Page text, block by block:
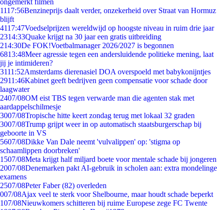
ongemerkt filmen
1117:56Benzineprijs daalt verder, onzekerheid over Straat van Hormuz
blijft
4117:47Voedselprijzen wereldwijd op hoogste niveau in ruim drie jaar
2314:33Quake krijgt na 30 jaar een gratis uitbreiding
214:30De FOK!Voetbalmanager 2026/2027 is begonnen
6813:48Meer agressie tegen een andersluidende politieke mening, laat
jij je intimideren?
3111:52Amsterdams dierenasiel DOA overspoeld met babykonijntjes
2911:46Kabinet geeft bedrijven geen compensatie voor schade door
laagwater
2407/08OM eist TBS tegen verwarde man die agenten stak met
aardappelschilmesje
3007/08Tropische hitte keert zondag terug met lokaal 32 graden
3007/08Trump grijpt weer in op automatisch staatsburgerschap bij
geboorte in VS
5607/08Dikke Van Dale neemt 'vulvalippen' op: 'stigma op
schaamlippen doorbreken'
1507/08Meta krijgt half miljard boete voor mentale schade bij jongeren
2007/08Denemarken pakt AI-gebruik in scholen aan: extra mondelinge
examens
2507/08Peter Faber (82) overleden
007/08Ajax veel te sterk voor Shelbourne, maar houdt schade beperkt
107/08Nieuwkomers schitteren bij ruime Europese zege FC Twente